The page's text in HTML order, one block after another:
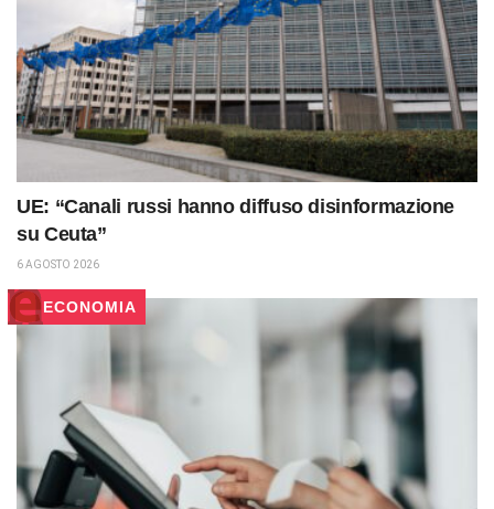
UE: “Canali russi hanno diffuso disinformazione
su Ceuta”
6 AGOSTO 2026
ECONOMIA